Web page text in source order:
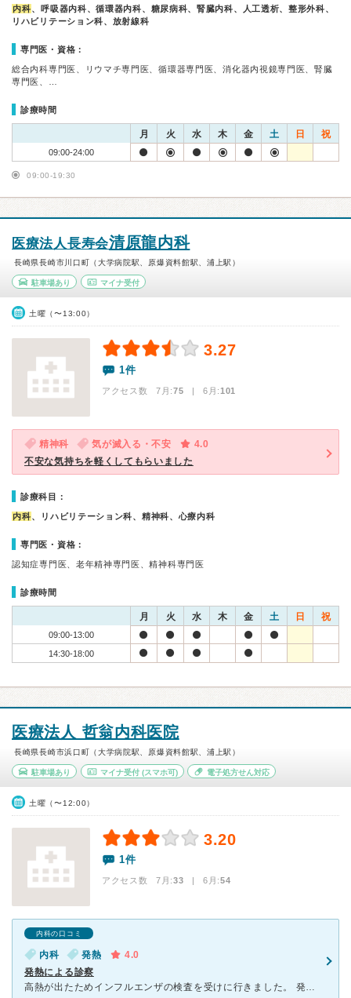
内科、呼吸器内科、循環器内科、糖尿病科、腎臓内科、人工透析、整形外科、
リハビリテーション科、放射線科
専門医・資格：
総合内科専門医、リウマチ専門医、循環器専門医、消化器内視鏡専門医、腎臓
専門医、…
診療時間
月 火 水 木 金 土 日 祝
09:00-24:00
09:00-19:30
医療法人長寿会清原龍内科
長崎県長崎市川口町（大学病院駅、原爆資料館駅、浦上駅）
駐車場あり マイナ受付
土曜（〜13:00）
3.27
1件
アクセス数 7月:75 | 6月:101
精神科 気が滅入る・不安
4.0
不安な気持ちを軽くしてもらいました
診療科目：
内科、リハビリテーション科、精神科、心療内科
専門医・資格：
認知症専門医、老年精神専門医、精神科専門医
診療時間
月 火 水 木 金 土 日 祝
09:00-13:00
14:30-18:00
医療法人 哲翁内科医院
長崎県長崎市浜口町（大学病院駅、原爆資料館駅、浦上駅）
駐車場あり マイナ受付(スマホ可) 電子処方せん対応
土曜（〜12:00）
3.20
1件
アクセス数 7月:33 | 6月:54
内科の口コミ
内科 発熱
4.0
発熱による診察
高熱が出たためインフルエンザの検査を受けに行きました。 発熱しているかたは病院入口にある、インターホンでその旨を伝え隔離部屋に入るように指示されました。 診察も丁寧で順番も早く回ってきたので良かっ